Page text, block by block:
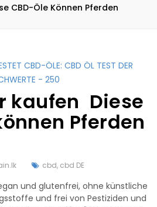
CBD-Öle Können Pferden
CBD-ÖLE: CBD ÖL TEST DER
- 250
kaufen ️ Diese
Pferden
cbd, cbd DE
und glutenfrei, ohne künstliche
und frei von Pestiziden und